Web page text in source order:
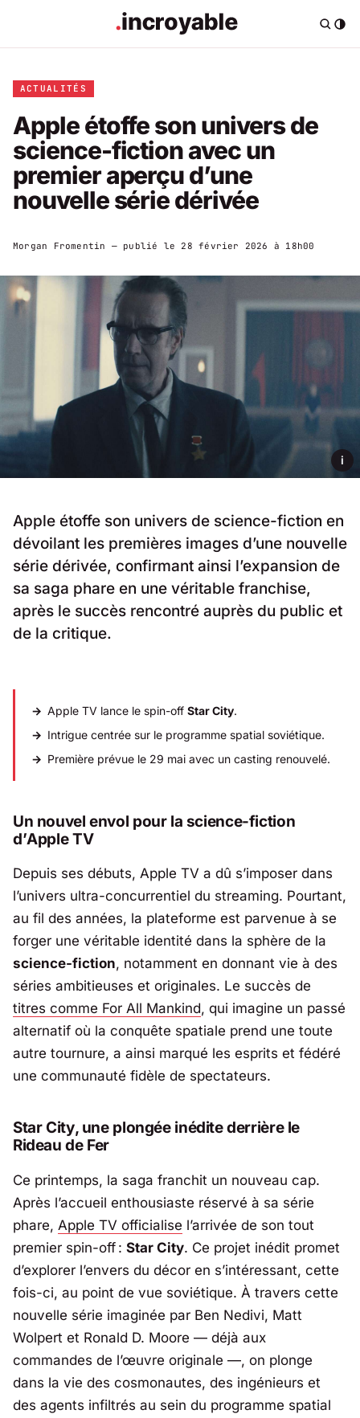
ACTUALITÉS
Apple étoffe son univers de
science-fiction avec un
premier aperçu d’une
nouvelle série dérivée
Morgan Fromentin — publié le 28 février 2026 à 18h00
i
Apple étoffe son univers de science-fiction en
dévoilant les premières images d’une nouvelle
série dérivée, confirmant ainsi l’expansion de
sa saga phare en une véritable franchise,
après le succès rencontré auprès du public et
de la critique.
Apple TV lance le spin-off Star City.
Intrigue centrée sur le programme spatial soviétique.
Première prévue le 29 mai avec un casting renouvelé.
Un nouvel envol pour la science-fiction
d’Apple TV
Depuis ses débuts, Apple TV a dû s’imposer dans
l’univers ultra-concurrentiel du streaming. Pourtant,
au fil des années, la plateforme est parvenue à se
forger une véritable identité dans la sphère de la
science-fiction, notamment en donnant vie à des
séries ambitieuses et originales. Le succès de
titres comme For All Mankind, qui imagine un passé
alternatif où la conquête spatiale prend une toute
autre tournure, a ainsi marqué les esprits et fédéré
une communauté fidèle de spectateurs.
Star City, une plongée inédite derrière le
Rideau de Fer
Ce printemps, la saga franchit un nouveau cap.
Après l’accueil enthousiaste réservé à sa série
phare, Apple TV officialise l’arrivée de son tout
premier spin-off : Star City. Ce projet inédit promet
d’explorer l’envers du décor en s’intéressant, cette
fois-ci, au point de vue soviétique. À travers cette
nouvelle série imaginée par Ben Nedivi, Matt
Wolpert et Ronald D. Moore — déjà aux
commandes de l’œuvre originale —, on plonge
dans la vie des cosmonautes, des ingénieurs et
des agents infiltrés au sein du programme spatial